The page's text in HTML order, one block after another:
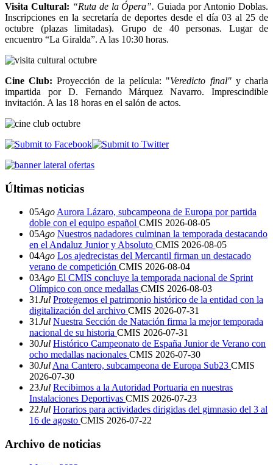
Visita Cultural: “Ruta de la Ópera”.Guiada por Antonio Doblas.
Inscripciones en la secretaría de deportes desde el día 03 al 25 de
octubre (plazas limitadas). Grupo de 40 personas. Lugar de
encuentro “La Giralda”. A las 10:30 horas.
Cine Club: Proyección de la película: "Veredicto final"y charla
impartida por D. Fernando Márquez Navarro. Imprescindible
invitación. A las 18 horas en el salón de actos.
Últimas noticias
05Ago Aurora Lázaro, subcampeona de Europa por partida
doble con el equipo español CMIS 2026-08-05
05Ago Nuestros nadadores culminan la temporada destacando
en el Andaluz Junior y Absoluto CMIS 2026-08-05
04Ago Los ajedrecistas del Mercantil firman un destacado
verano de competición CMIS 2026-08-04
03Ago El CMIS concluye la temporada nacional de Sprint
Olímpico con once medallas CMIS 2026-08-03
31Jul Protegemos el patrimonio histórico de la entidad con la
digitalización del archivo CMIS 2026-07-31
31Jul Nuestra Sección de Natación firma la mejor temporada
nacional de su historia CMIS 2026-07-31
30Jul Histórico Campeonato de España Junior de Verano con
ocho medallas nacionales CMIS 2026-07-30
30Jul Ana Cantero, subcampeona de Europa Sub23 CMIS
2026-07-30
23Jul Recibimos a la Autoridad Portuaria en nuestras
Instalaciones Deportivas CMIS 2026-07-23
22Jul Horarios para actividades dirigidas del gimnasio del 3 al
16 de agosto CMIS 2026-07-22
Archivo de noticias